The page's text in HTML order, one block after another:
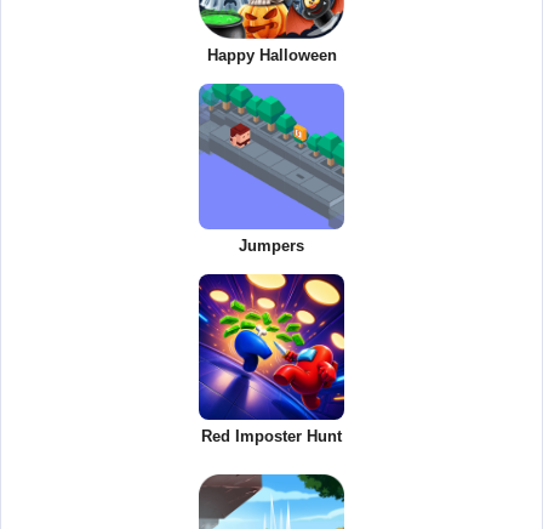
Happy Halloween
Jumpers
Red Imposter Hunt